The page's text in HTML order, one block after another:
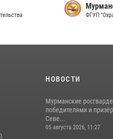
Мурманская
ФГУП "Охрана"
НОВОСТИ
Мурманские
победителями и
Севе...
05 августа 2026, 11:27